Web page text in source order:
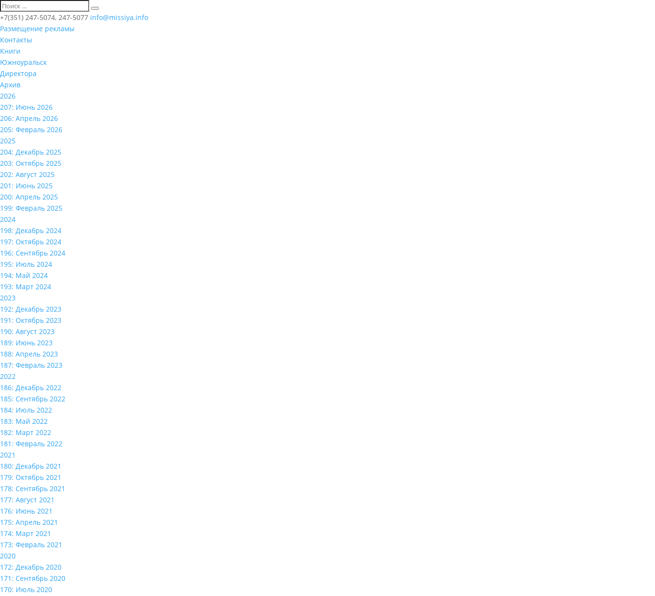
+7(351) 247-5074, 247-5077 info@missiya.info
Размещение рекламы
Контакты
Книги
Южноуральск
Директора
Архив
2026
207: Июнь 2026
206: Апрель 2026
205: Февраль 2026
2025
204: Декабрь 2025
203: Октябрь 2025
202: Август 2025
201: Июнь 2025
200: Апрель 2025
199: Февраль 2025
2024
198: Декабрь 2024
197: Октябрь 2024
196: Сентябрь 2024
195: Июль 2024
194: Май 2024
193: Март 2024
2023
192: Декабрь 2023
191: Октябрь 2023
190: Август 2023
189: Июнь 2023
188: Апрель 2023
187: Февраль 2023
2022
186: Декабрь 2022
185: Сентябрь 2022
184: Июль 2022
183: Май 2022
182: Март 2022
181: Февраль 2022
2021
180: Декабрь 2021
179: Октябрь 2021
178: Сентябрь 2021
177: Август 2021
176: Июнь 2021
175: Апрель 2021
174: Март 2021
173: Февраль 2021
2020
172: Декабрь 2020
171: Сентябрь 2020
170: Июль 2020